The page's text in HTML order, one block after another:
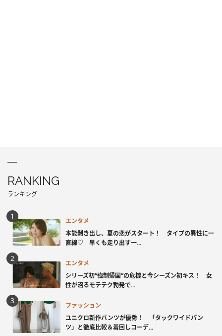
RANKING
ランキング
エンタメ
本能剥き出し、夏の恋がスタート！ タイプの異性に一
直線♡ 早くも走り出す一...
エンタメ
シリーズ初“強制帰国”の危機と今シーズン初キス！ 女
性が沼るモテテク勃発で...
ファッション
ユニクロ新作パンツが優秀！ 「タックワイドパン
ツ」と徹底比較＆着回しコーデ...